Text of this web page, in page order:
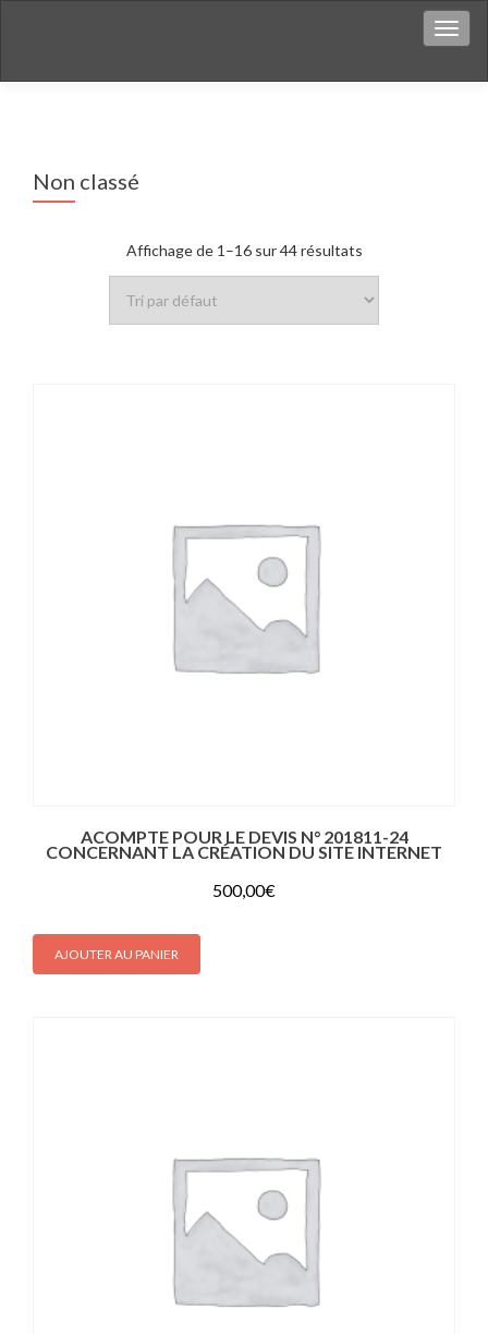
Non classé
Affichage de 1–16 sur 44 résultats
ACOMPTE POUR LE DEVIS N° 201811-24
CONCERNANT LA CRÉATION DU SITE INTERNET
500,00€
AJOUTER AU PANIER